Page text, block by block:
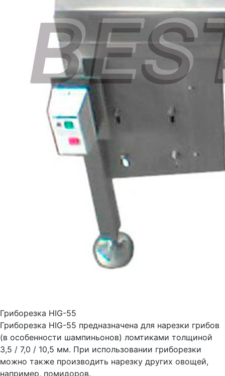
Гриборезка HIG-55
Гриборезка HIG-55 предназначена для нарезки грибов
(в особенности шампиньонов) ломтиками толщиной
3,5 / 7,0 / 10,5 мм. При использовании гриборезки
можно также производить нарезку других овощей,
например, помидоров.